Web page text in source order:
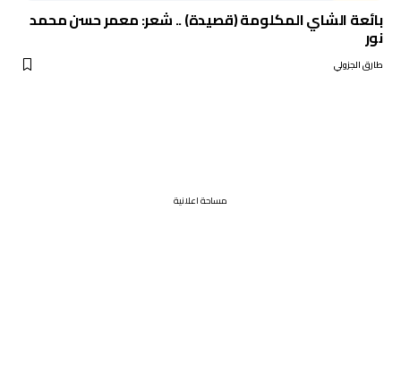
بائعة الشاي المكلومة (قصيدة) .. شعر: معمر حسن محمد
نور
طارق الجزولي
مساحة اعلانية